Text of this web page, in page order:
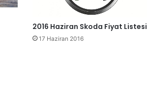
2016 Haziran Skoda Fiyat Listesi
17 Haziran 2016